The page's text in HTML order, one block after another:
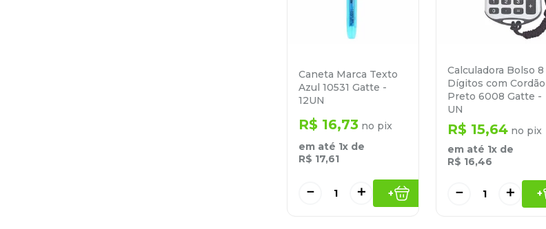
Caneta Marca Texto
Azul 10531 Gatte -
12UN
R$ 16,73 no pix
em até 1x de
R$ 17,61
＋
－ +
Calculadora Bolso 8
Dígitos com Cordão
Preto 6008 Gatte -
UN
R$ 15,64 no pix
em até 1x de
R$ 16,46
＋
－ +